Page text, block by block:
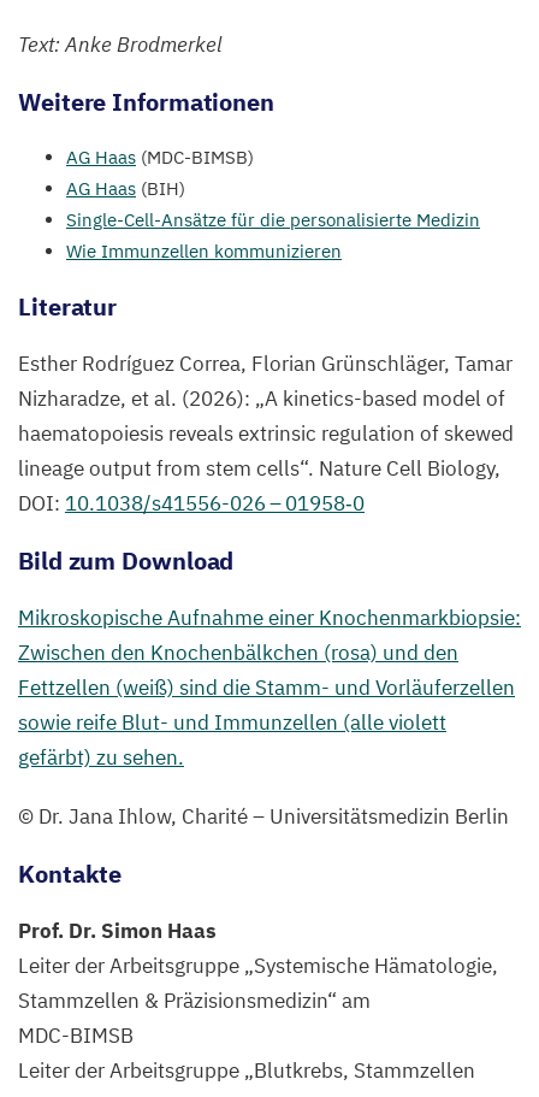
Text: Anke Brodmerkel
Weitere Informationen
AG Haas (MDC-BIMSB)
AG Haas (BIH)
Single-Cell-Ansätze für die personalisierte Medizin
Wie Immunzellen kommunizieren
Literatur
Esther Rodríguez Correa, Florian Grünschläger, Tamar
Nizharadze, et al. (2026): „A kinetics-based model of
haematopoiesis reveals extrinsic regulation of skewed
lineage output from stem cells“. Nature Cell Biology,
DOI: 10.1038/s41556-026–01958‑0
Bild zum Download
Mikroskopische Aufnahme einer Knochenmarkbiopsie:
Zwischen den Knochenbälkchen (rosa) und den
Fettzellen (weiß) sind die Stamm- und Vorläuferzellen
sowie reife Blut- und Immunzellen (alle violett
gefärbt) zu sehen.
© Dr. Jana Ihlow, Charité – Universitätsmedizin Berlin
Kontakte
Prof. Dr. Simon Haas
Leiter der Arbeitsgruppe „Systemische Hämatologie,
Stammzellen & Präzisionsmedizin“ am
MDC-BIMSB
Leiter der Arbeitsgruppe „Blutkrebs, Stammzellen